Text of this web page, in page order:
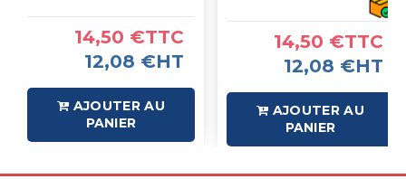
14,50 €TTC
12,08 €HT
AJOUTER AU
PANIER
14,50 €TTC
12,08 €HT
AJOUTER AU
PANIER